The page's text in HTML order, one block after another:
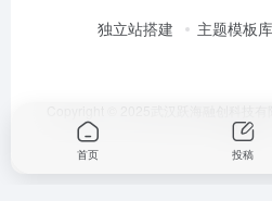
独立站搭建 主题模板库
号-3
首页 投稿